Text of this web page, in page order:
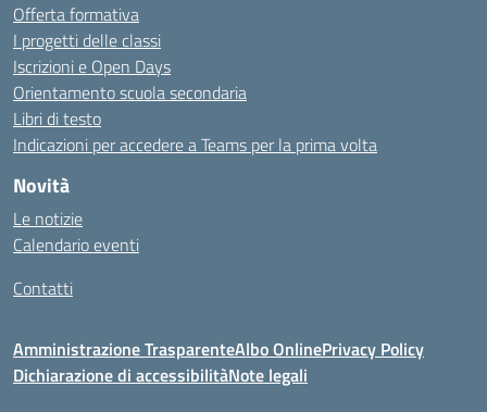
Offerta formativa
I progetti delle classi
Iscrizioni e Open Days
Orientamento scuola secondaria
Libri di testo
Indicazioni per accedere a Teams per la prima volta
Novità
Le notizie
Calendario eventi
Contatti
Amministrazione TrasparenteAlbo OnlinePrivacy Policy
Dichiarazione di accessibilitàNote legali